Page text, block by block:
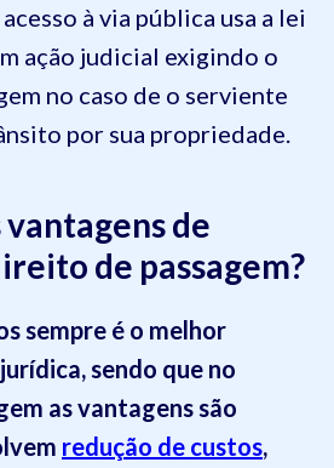
à via pública usa a lei
ação judicial exigindo o
no caso de o serviente
por sua propriedade.
vantagens de
de passagem?
sempre é o melhor
sendo que no
as vantagens são
redução de custos,